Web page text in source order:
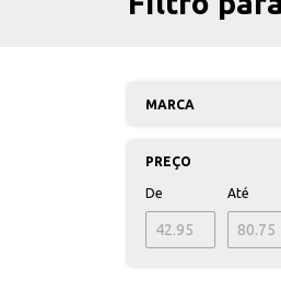
MARCA
PREÇO
De Até